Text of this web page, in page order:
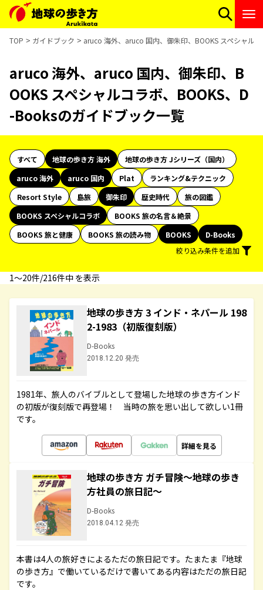
TOP ガイドブック aruco 海外、aruco 国内、御朱印、BOOKS スペシャル
aruco 海外、aruco 国内、御朱印、B
OOKS スペシャルコラボ、BOOKS、D
-Booksのガイドブック一覧
すべて 地球の歩き方 海外
地球の歩き方 Jシリーズ（国内）
aruco 海外
aruco 国内 Plat
ランキング&テクニック
Resort Style
島旅 御朱印 歴史時代
旅の図鑑
BOOKS スペシャルコラボ
BOOKS 旅の名言＆絶景
BOOKS 旅と健康
BOOKS 旅の読み物 BOOKS
D-Books
絞り込み条件を追加
1〜20件/216件中 を表示
地球の歩き方 3 インド・ネパール 198
2-1983（初版復刻版）
D-Books
2018.12.20 発売
1981年、旅人のバイブルとして登場した地球の歩き方インド
の初版が復刻版で再登場！ 当時の旅を思い出して欲しい1冊
です。
詳細を見る
地球の歩き方 ガチ冒険～地球の歩き
方社員の旅日記～
D-Books
2018.04.12 発売
本書は4人の旅好きによるただの旅日記です。たまたま『地球
の歩き方』で働いているだけで書いてある内容はただの旅日記
です。